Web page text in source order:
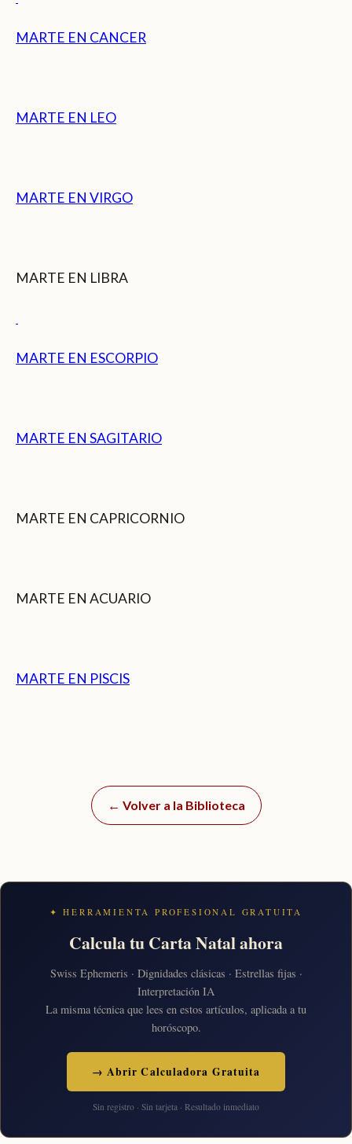
MARTE EN CANCER
MARTE EN LEO
MARTE EN VIRGO
MARTE EN LIBRA
MARTE EN ESCORPIO
MARTE EN SAGITARIO
MARTE EN CAPRICORNIO
MARTE EN ACUARIO
MARTE EN PISCIS
← Volver a la Biblioteca
✦ HERRAMIENTA PROFESIONAL GRATUITA
Calcula tu Carta Natal ahora
Swiss Ephemeris · Dignidades clásicas · Estrellas fijas ·
Interpretación IA
La misma técnica que lees en estos artículos, aplicada a tu
horóscopo.
→ Abrir Calculadora Gratuita
Sin registro · Sin tarjeta · Resultado inmediato